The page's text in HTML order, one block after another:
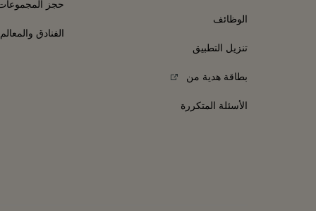
الوظائف
تنزيل التطبيق
بطاقة هدية من
الأسئلة المتكررة
حجز
الفنادق